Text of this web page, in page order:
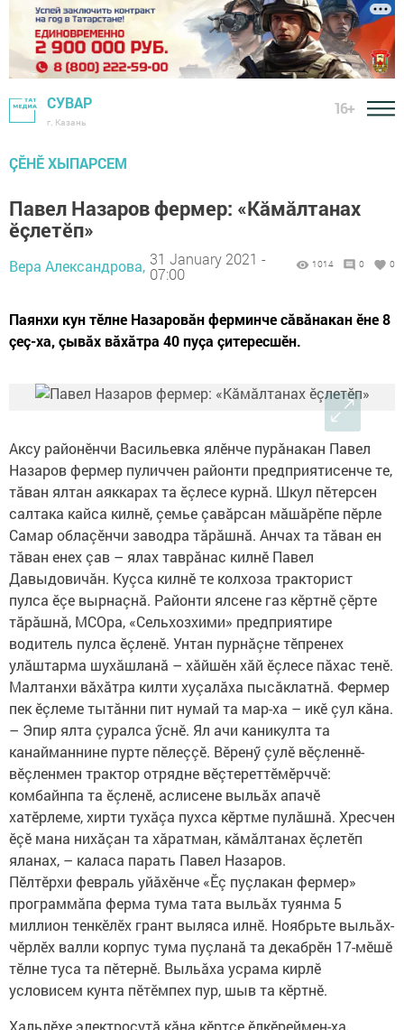
СУВАР
г. Казань
16+
ÇӖНӖ ХЫПАРСЕМ
Павел Назаров фермер: «Кăмăлтанах
ӗçлетӗп»
Вера Александрова, 31 January 2021 -
07:00
1014 0 0
Паянхи кун тӗлне Назаровăн ферминче сăвăнакан ӗне 8
çеç-ха, çывăх вăхăтра 40 пуçа çитересшӗн.
Аксу районӗнчи Васильевка ялӗнче пурăнакан Павел
Назаров фермер пуличчен районти предприятисенче те,
тăван ялтан аяккарах та ӗçлесе курнă. Шкул пӗтерсен
салтака кайса килнӗ, çемье çавăрсан мăшăрӗпе пӗрле
Самар облаçӗнчи заводра тăрăшнă. Анчах та тăван ен
тăван енех çав – ялах таврăнас килнӗ Павел
Давыдовичăн. Куçса килнӗ те колхоза тракторист
пулса ӗçе вырнаçнă. Районти ялсене газ кӗртнӗ çӗрте
тăрăшнă, МСОра, «Сельхозхими» предприятире
водитель пулса ӗçленӗ. Унтан пурнăçне тӗпренех
улăштарма шухăшланă – хăйшӗн хăй ӗçлесе пăхас тенӗ.
Малтанхи вăхăтра килти хуçалăха пысăклатнă. Фермер
пек ӗçлеме тытăнни пит нумай та мар-ха – икӗ çул кăна.
– Эпир ялта çуралса ӳснӗ. Ял ачи каникулта та
канайманнине пурте пӗлеççӗ. Вӗренӳ çулӗ вӗçленнӗ-
вӗçленмен трактор отрядне вӗçтереттӗмӗрччӗ:
комбайнпа та ӗçленӗ, аслисене выльăх апачӗ
хатӗрлеме, хирти тухăçа пухса кӗртме пулăшнă. Хресчен
ӗçӗ мана нихăçан та хăратман, кăмăлтанах ӗçлетӗп
яланах, – каласа парать Павел Назаров.
Пӗлтӗрхи февраль уйăхӗнче «Ӗç пуçлакан фермер»
программăпа ферма тума тата выльăх туянма 5
миллион тенкӗлӗх грант выляса илнӗ. Ноябрьте выльăх-
чӗрлӗх валли корпус тума пуçланă та декабрӗн 17-мӗшӗ
тӗлне туса та пӗтернӗ. Выльăха усрама кирлӗ
условисем кунта пӗтӗмпех пур, шыв та кӗртнӗ.